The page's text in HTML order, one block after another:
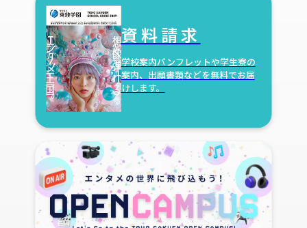
資料請求
学校案内パンフレットや学生寮の
案内、 出願書類などを無料でお届
けします。